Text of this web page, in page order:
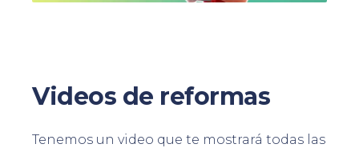
Videos de reformas
Tenemos un video que te mostrará todas las